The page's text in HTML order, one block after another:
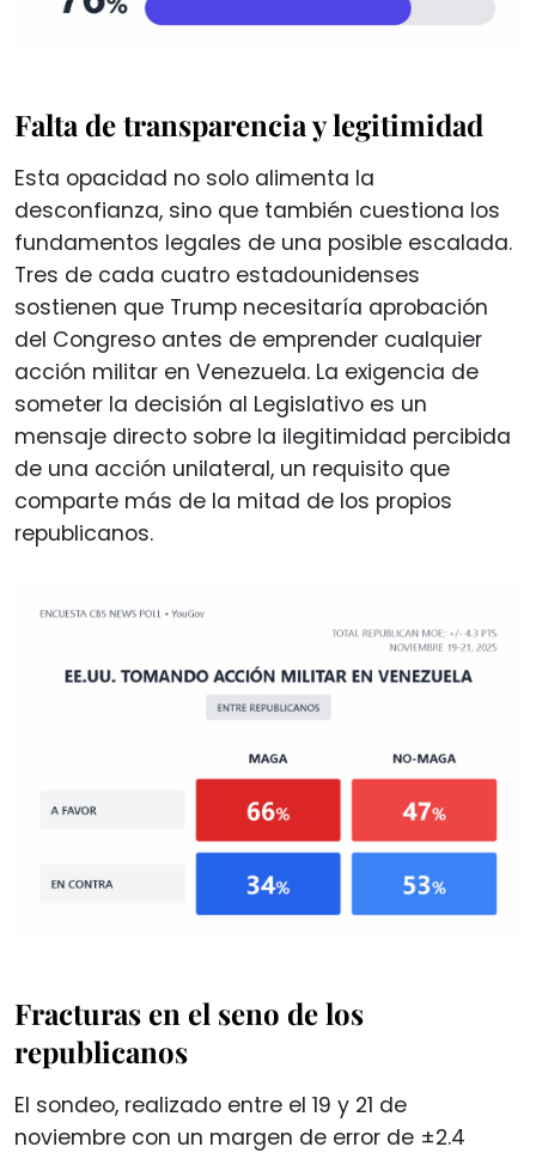
Falta de transparencia y legitimidad
Esta opacidad no solo alimenta la
desconfianza, sino que también cuestiona los
fundamentos legales de una posible escalada.
Tres de cada cuatro estadounidenses
sostienen que Trump necesitaría aprobación
del Congreso antes de emprender cualquier
acción militar en Venezuela. La exigencia de
someter la decisión al Legislativo es un
mensaje directo sobre la ilegitimidad percibida
de una acción unilateral, un requisito que
comparte más de la mitad de los propios
republicanos.
Fracturas en el seno de los
republicanos
El sondeo, realizado entre el 19 y 21 de
noviembre con un margen de error de ±2.4